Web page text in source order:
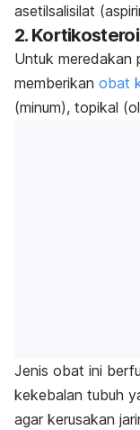
asetilsalisilat
2.
Untuk meredakan
memberikan obat
(minum), topikal
Jenis obat ini
kekebalan tubuh
agar kerusakan